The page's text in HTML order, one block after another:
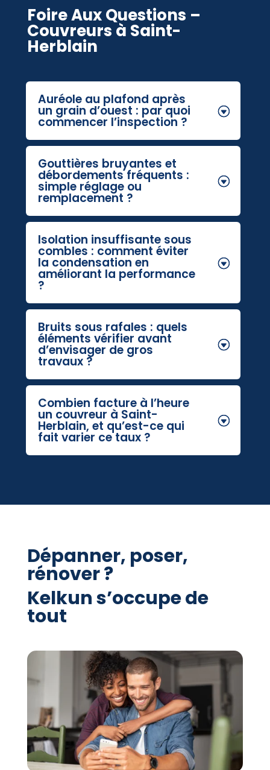
Foire Aux Questions –
Couvreurs à Saint-
Herblain
Auréole au plafond après
un grain d’ouest : par quoi
commencer l’inspection ?
Gouttières bruyantes et
débordements fréquents :
simple réglage ou
remplacement ?
Isolation insuffisante sous
combles : comment éviter
la condensation en
améliorant la performance
?
Bruits sous rafales : quels
éléments vérifier avant
d’envisager de gros
travaux ?
Combien facture à l’heure
un couvreur à Saint-
Herblain, et qu’est-ce qui
fait varier ce taux ?
Dépanner, poser,
rénover ?
Kelkun s’occupe de
tout